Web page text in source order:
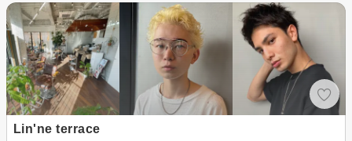
Lin'ne terrace